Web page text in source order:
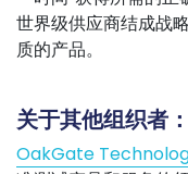
世界级供应商结成战
质的产品。
关于其他组织者：
OakGate